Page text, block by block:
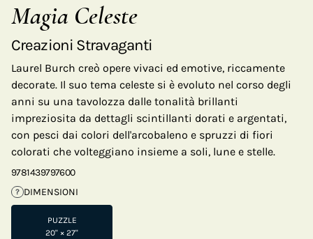
Magia Celeste
Creazioni Stravaganti
Laurel Burch creò opere vivaci ed emotive, riccamente
decorate. Il suo tema celeste si è evoluto nel corso degli
anni su una tavolozza dalle tonalità brillanti
impreziosita da dettagli scintillanti dorati e argentati,
con pesci dai colori dell'arcobaleno e spruzzi di fiori
colorati che volteggiano insieme a soli, lune e stelle.
9781439797600
? DIMENSIONI
PUZZLE
20" × 27"